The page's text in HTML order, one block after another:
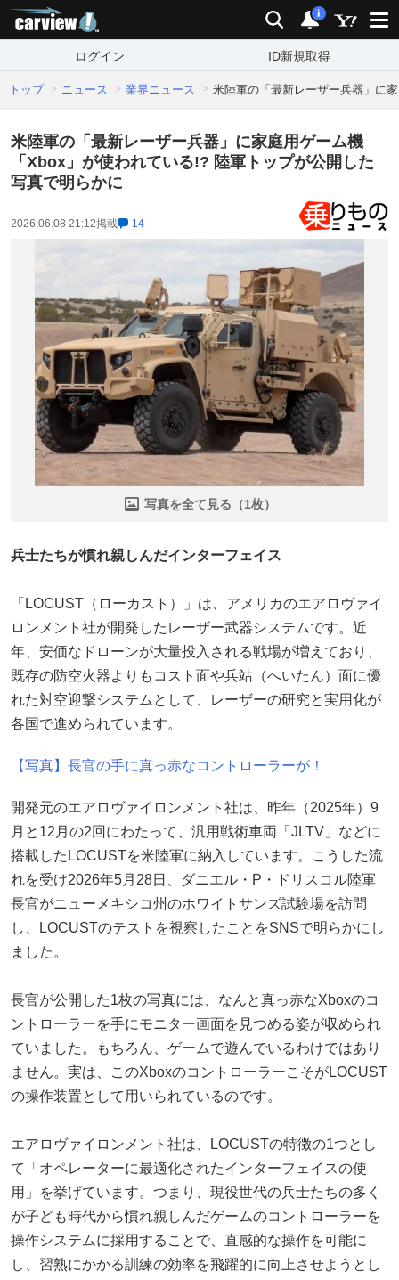
検索 通知
i
ログイン ID新規取得
トップ ニュース 業界ニュース 米陸軍の「最新レーザー兵器」に
米陸軍の「最新レーザー兵器」に家庭用ゲーム機
「Xbox」が使われている!? 陸軍トップが公開した
写真で明らかに
2026.06.08 21:12掲載 14
写真を全て見る（1枚）
兵士たちが慣れ親しんだインターフェイス
「LOCUST（ローカスト）」は、アメリカのエアロヴァイ
ロンメント社が開発したレーザー武器システムです。近
年、安価なドローンが大量投入される戦場が増えており、
既存の防空火器よりもコスト面や兵站（へいたん）面に優
れた対空迎撃システムとして、レーザーの研究と実用化が
各国で進められています。
【写真】長官の手に真っ赤なコントローラーが！
開発元のエアロヴァイロンメント社は、昨年（2025年）9
月と12月の2回にわたって、汎用戦術車両「JLTV」などに
搭載したLOCUSTを米陸軍に納入しています。こうした流
れを受け2026年5月28日、ダニエル・P・ドリスコル陸軍
長官がニューメキシコ州のホワイトサンズ試験場を訪問
し、LOCUSTのテストを視察したことをSNSで明らかにし
ました。
長官が公開した1枚の写真には、なんと真っ赤なXboxのコ
ントローラーを手にモニター画面を見つめる姿が収められ
ていました。もちろん、ゲームで遊んでいるわけではあり
ません。実は、このXboxのコントローラーこそがLOCUST
の操作装置として用いられているのです。
エアロヴァイロンメント社は、LOCUSTの特徴の1つとし
て「オペレーターに最適化されたインターフェイスの使
用」を挙げています。つまり、現役世代の兵士たちの多く
が子ども時代から慣れ親しんだゲームのコントローラーを
操作システムに採用することで、直感的な操作を可能に
し、習熟にかかる訓練の効率を飛躍的に向上させようとし